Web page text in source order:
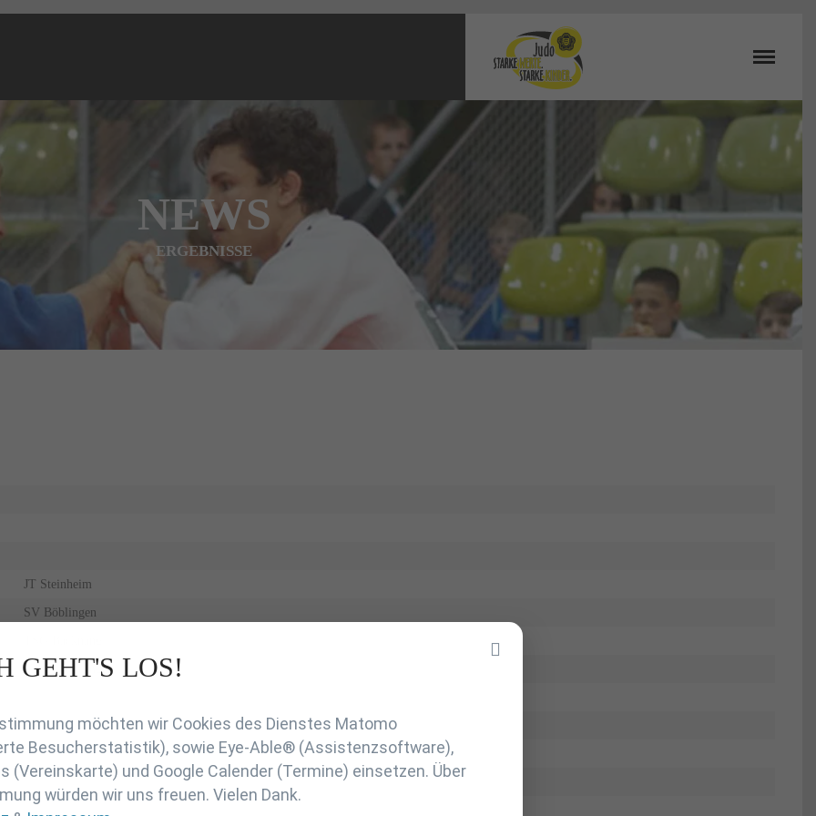
NEWS
ERGEBNISSE
JT Steinheim
SV Böblingen
VfL Sindelfingen
GEHT'S LOS!
möchten wir Cookies des Dienstes Matomo
Besucherstatistik), sowie Eye-Able® (Assistenzsoftware),
(Vereinskarte) und Google Calender (Termine) einsetzen. Über
würden wir uns freuen. Vielen Dank.